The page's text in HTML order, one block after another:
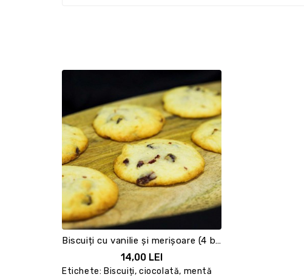
Biscuiți cu vanilie și merișoare (4 biscuiti)
14,00 LEI
Etichete: Biscuiți,ciocolată, mentă